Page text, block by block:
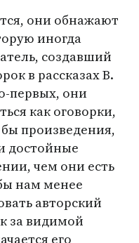
они обнажают
иногда
создавший
в рассказах В.
первых, они
как оговорки,
произведения,
достойные
чем они есть
нам менее
авторский
за видимой
его